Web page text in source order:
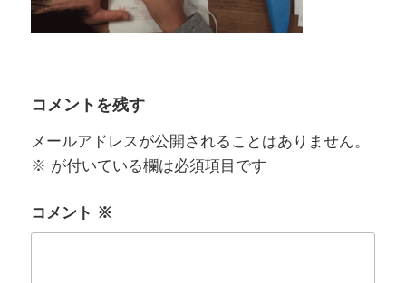
コメントを残す
メールアドレスが公開されることはありません。
※ が付いている欄は必須項目です
コメント ※